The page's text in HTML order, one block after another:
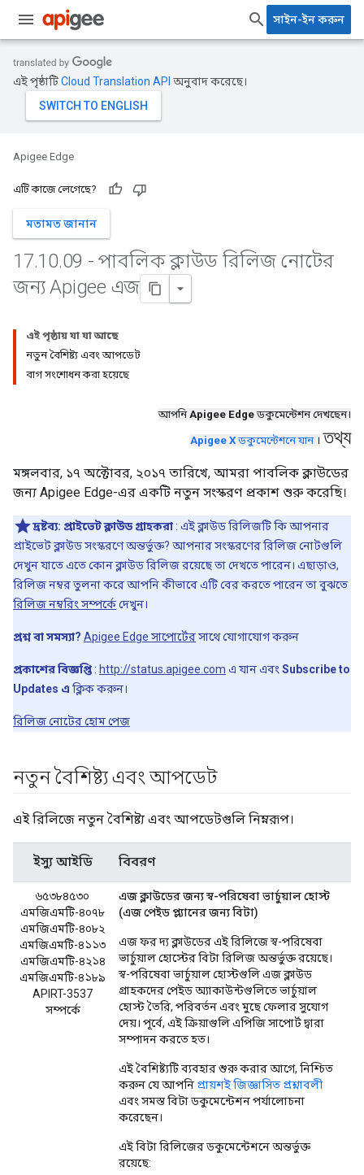
সাইন-ইন করুন
এই পৃষ্ঠাটিCloud Translation API অনুবাদ করেছে।
Apigee Edge
এটি কাজে লেগেছে?
মতামত জানান
17.10.09 - পাবলিক ক্লাউড রিলিজ নোটের
জন্য Apigee এজ
এই পৃষ্ঠায় যা যা আছে
নতুন বৈশিষ্ট্য এবং আপডেট
বাগ সংশোধন করা হয়েছে
আপনিApigee Edge ডকুমেন্টেশন দেখছেন।
Apigee X ডকুমেন্টেশনে যান। তথ্য
মঙ্গলবার, ১৭ অক্টোবর, ২০১৭ তারিখে, আমরা পাবলিক ক্লাউডের
জন্য Apigee Edge-এর একটি নতুন সংস্করণ প্রকাশ শুরু করেছি।
দ্রষ্টব্য: প্রাইভেট ক্লাউড গ্রাহকরা : এই ক্লাউড রিলিজটি কি আপনার
প্রাইভেট ক্লাউড সংস্করণে অন্তর্ভুক্ত? আপনার সংস্করণের রিলিজ নোটগুলি
দেখুন যাতে এতে কোন ক্লাউড রিলিজ রয়েছে তা দেখতে পারেন। এছাড়াও,
রিলিজ নম্বর তুলনা করে আপনি কীভাবে এটি বের করতে পারেন তা বুঝতে
রিলিজ নম্বরিং সম্পর্কেদেখুন।
প্রশ্ন বা সমস্যা? Apigee Edge সাপোর্টেরসাথে যোগাযোগ করুন
প্রকাশের বিজ্ঞপ্তি : http://status.apigee.com এ যান এবং Subscribe to
Updates এ ক্লিক করুন।
রিলিজ নোটের হোম পেজ
নতুন বৈশিষ্ট্য এবং আপডেট
এই রিলিজে নতুন বৈশিষ্ট্য এবং আপডেটগুলি নিম্নরূপ।
ইস্যু আইডি বিবরণ
৬৫৩৮৪৫৩০
এমজিএমটি-৪০৭৮
এমজিএমটি-৪০৮২
এমজিএমটি-৪১১৩
এমজিএমটি-৪২১৪
এমজিএমটি-৪১৮৯
APIRT-3537
সম্পর্কে
এজ ক্লাউডের জন্য স্ব-পরিষেবা ভার্চুয়াল হোস্ট
(এজ পেইড প্ল্যানের জন্য বিটা)
এজ ফর দ্য ক্লাউডের এই রিলিজে স্ব-পরিষেবা
ভার্চুয়াল হোস্টের বিটা রিলিজ অন্তর্ভুক্ত রয়েছে।
স্ব-পরিষেবা ভার্চুয়াল হোস্টগুলি এজ ক্লাউড
গ্রাহকদের পেইড অ্যাকাউন্টগুলিতে ভার্চুয়াল
হোস্ট তৈরি, পরিবর্তন এবং মুছে ফেলার সুযোগ
দেয়। পূর্বে, এই ক্রিয়াগুলি এপিজি সাপোর্ট দ্বারা
সম্পাদন করতে হত।
এই বৈশিষ্ট্যটি ব্যবহার শুরু করার আগে, নিশ্চিত
করুন যে আপনি প্রায়শই জিজ্ঞাসিত প্রশ্নাবলী
এবং সমস্ত বিটা ডকুমেন্টেশন পর্যালোচনা
করেছেন।
এই বিটা রিলিজের ডকুমেন্টেশনে অন্তর্ভুক্ত
রয়েছে: